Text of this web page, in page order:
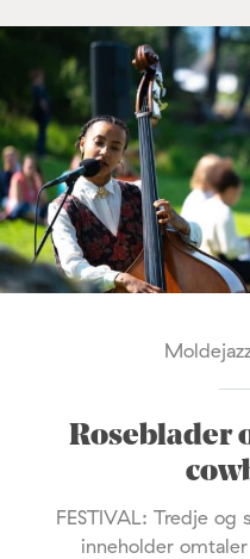
Roseblader
FESTIVAL: Tredje
inneholder